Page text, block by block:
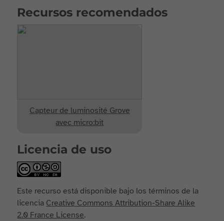
Recursos recomendados
Capteur de luminosité Grove
avec micro:bit
Licencia de uso
Este recurso está disponible bajo los términos de la
licencia Creative Commons Attribution-Share Alike
2.0 France License.